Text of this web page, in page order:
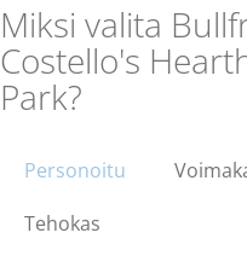
Miksi valita
Costello's
Park?
Personoitu
Tehokas